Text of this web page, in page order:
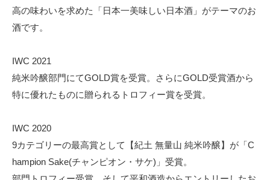
高の味わいを求めた「日本一美味しい日本酒」がテーマのお
酒です。
IWC 2021
純米吟醸部門にてGOLD賞を受賞。さらにGOLD受賞酒から
特に優れたものに贈られるトロフィー賞を受賞。
IWC 2020
9カテゴリーの最高賞として【紀土 無量山 純米吟醸】が「C
hampion Sake(チャンピオン・サケ)」受賞。